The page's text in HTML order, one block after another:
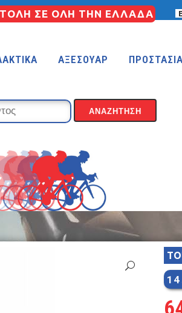
ΣΕ ΟΛΗ ΤΗΝ ΕΛΛΑΔΑ
KIDS 16″
KIDS 14″
KIDS 12″
ΑΞΕΣΟΥΑΡ ΠΡΟΣΤΑΣΙΑ